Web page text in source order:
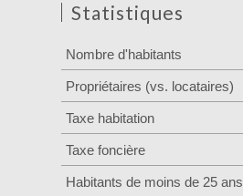
Statistiques
Nombre d'habitants
Propriétaires (vs. locataires)
Taxe habitation
Taxe foncière
Habitants de moins de 25 ans